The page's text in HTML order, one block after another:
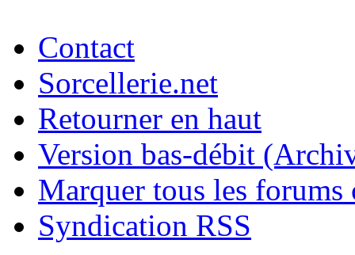
Contact
Sorcellerie.net
Retourner en haut
Version bas-débit
Marquer tous les forums
Syndication RSS